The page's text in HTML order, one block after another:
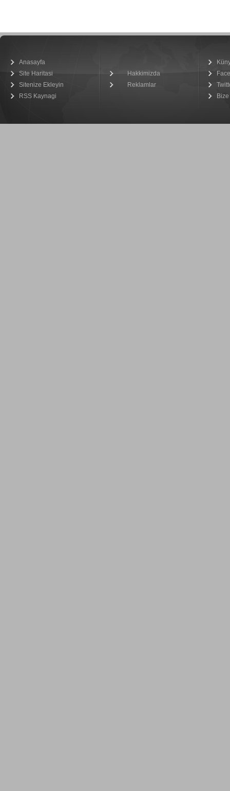
Anasayfa
Site Haritasi
Sitenize Ekleyin
RSS Kaynagi
Hakkimizda
Reklamlar